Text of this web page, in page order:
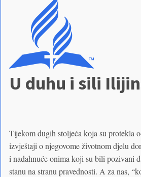
U duhu i sili
Tijekom dugih stoljeća koja su protekla
izvještaji o njegovome životnom djelu
i nadahnuće onima koji su bili pozivani
stanu na stranu pravednosti. A za nas,